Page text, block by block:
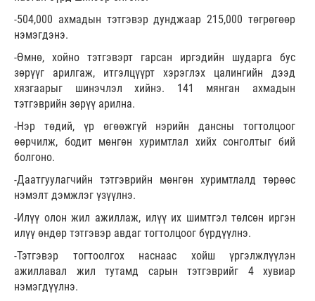
-504,000 ахмадын тэтгэвэр дунджаар 215,000 төгрөгөөр
нэмэгдэнэ.
-Өмнө, хойно тэтгэвэрт гарсан иргэдийн шударга бус
зөрүүг арилгаж, итгэлцүүрт хэрэглэх цалингийн дээд
хязгаарыг шинэчлэл хийнэ. 141 мянган ахмадын
тэтгэврийн зөрүү арилна.
-Нэр төдий, үр өгөөжгүй нэрийн дансны тогтолцоог
өөрчилж, бодит мөнгөн хуримтлал хийх сонголтыг бий
болгоно.
-Даатгуулагчийн тэтгэврийн мөнгөн хуримтлалд төрөөс
нэмэлт дэмжлэг үзүүлнэ.
-Илүү олон жил ажиллаж, илүү их шимтгэл төлсөн иргэн
илүү өндөр тэтгэвэр авдаг тогтолцоог бүрдүүлнэ.
-Тэтгэвэр тогтоолгох наснаас хойш үргэлжлүүлэн
ажиллавал жил тутамд сарын тэтгэврийг 4 хувиар
нэмэгдүүлнэ.